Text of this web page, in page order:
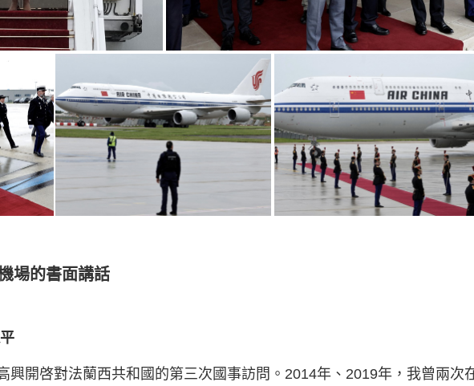
場的書面講話
興開啓對法蘭西共和國的第三次國事訪問。2014年、2019年，我曾兩次